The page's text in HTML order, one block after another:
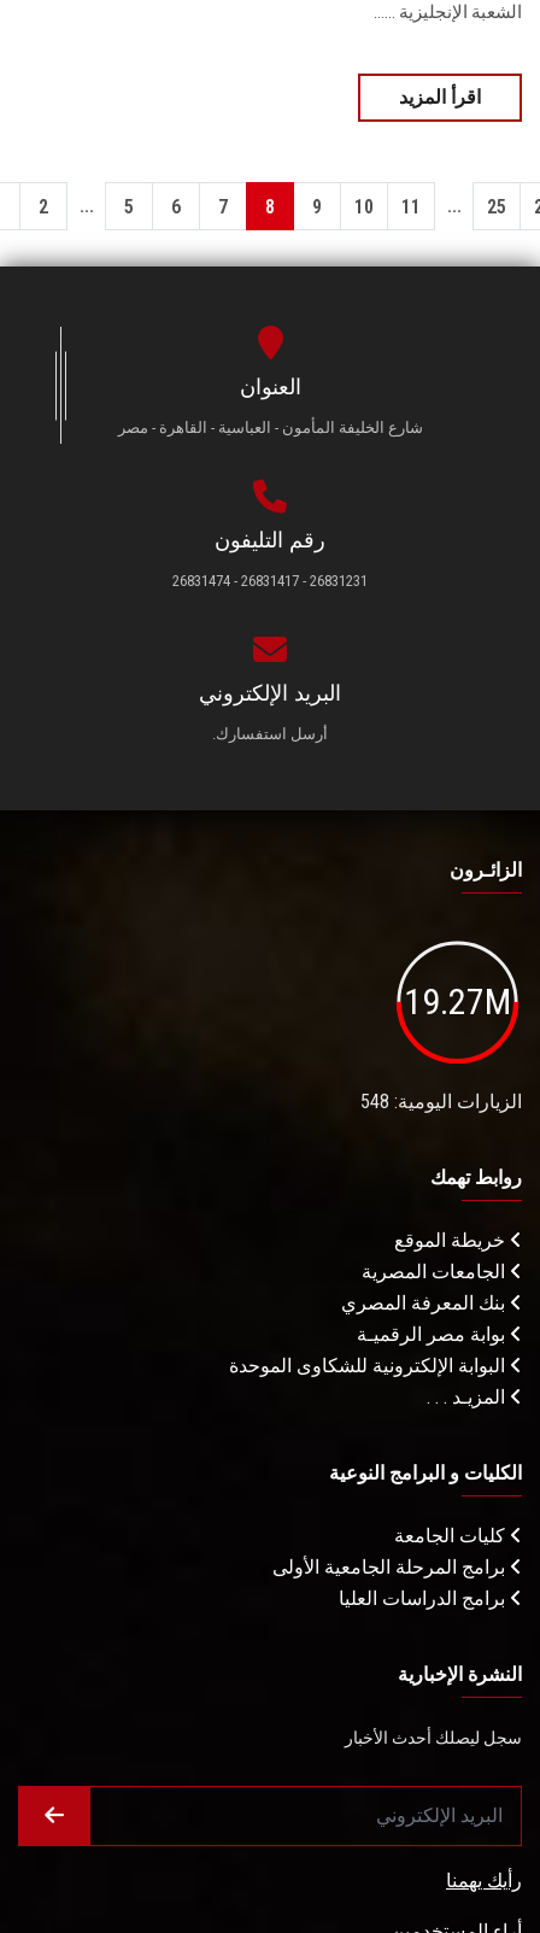
الشعبة الإنجليزية ......
اقرأ المزيد
2 ... 5 6 7 8 9 10 11 ... 25
العنوان
شارع الخليفة المأمون - العباسية - القاهرة - مصر
رقم التليفون
26831231 - 26831417 - 26831474
البريد الإلكتروني
أرسل استفسارك.
الزائـرون
19.27M
الزيارات اليومية: 548
روابط تهمك
خريطة الموقع
الجامعات المصرية
بنك المعرفة المصري
بوابة مصر الرقميـة
البوابة الإلكترونية للشكاوى الموحدة
المزيـد . . .
الكليات و البرامج النوعية
كليات الجامعة
برامج المرحلة الجامعية الأولى
برامج الدراسات العليا
النشرة الإخبارية
سجل ليصلك أحدث الأخبار
رأيك يهمنا